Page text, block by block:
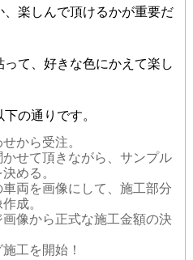
楽しんで頂けるかが重要だ
て、好きな色にかえて楽し
の通りです。
から受注。
せて頂きながら、サンプル
める。
両を画像にして、施工部分
成。
像から正式な施工金額の決
工を開始！